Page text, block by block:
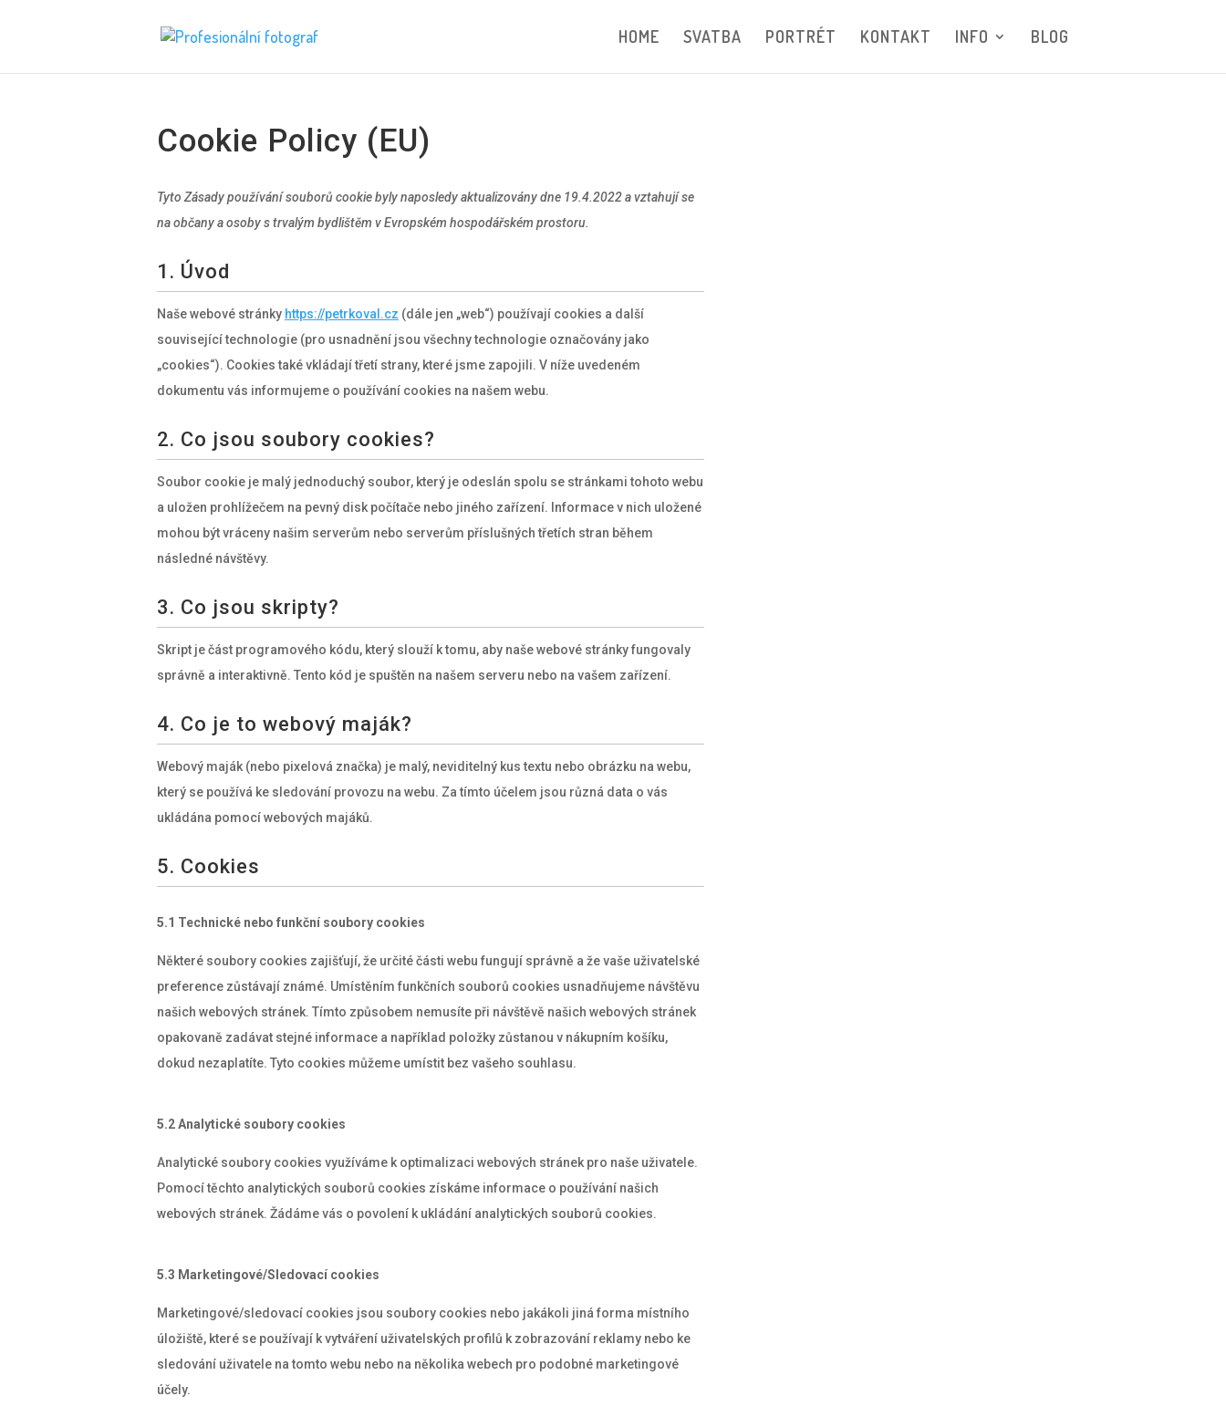
HOME SVATBA PORTRÉT KONTAKT INFO BLOG
Cookie Policy (EU)
Tyto Zásady používání souborů cookie byly naposledy aktualizovány dne 19.4.2022 a vztahují se
na občany a osoby s trvalým bydlištěm v Evropském hospodářském prostoru.
1. Úvod
Naše webové stránky https://petrkoval.cz (dále jen „web“) používají cookies a další
související technologie (pro usnadnění jsou všechny technologie označovány jako
„cookies“). Cookies také vkládají třetí strany, které jsme zapojili. V níže uvedeném
dokumentu vás informujeme o používání cookies na našem webu.
2. Co jsou soubory cookies?
Soubor cookie je malý jednoduchý soubor, který je odeslán spolu se stránkami tohoto webu
a uložen prohlížečem na pevný disk počítače nebo jiného zařízení. Informace v nich uložené
mohou být vráceny našim serverům nebo serverům příslušných třetích stran během
následné návštěvy.
3. Co jsou skripty?
Skript je část programového kódu, který slouží k tomu, aby naše webové stránky fungovaly
správně a interaktivně. Tento kód je spuštěn na našem serveru nebo na vašem zařízení.
4. Co je to webový maják?
Webový maják (nebo pixelová značka) je malý, neviditelný kus textu nebo obrázku na webu,
který se používá ke sledování provozu na webu. Za tímto účelem jsou různá data o vás
ukládána pomocí webových majáků.
5. Cookies
5.1 Technické nebo funkční soubory cookies
Některé soubory cookies zajišťují, že určité části webu fungují správně a že vaše uživatelské
preference zůstávají známé. Umístěním funkčních souborů cookies usnadňujeme návštěvu
našich webových stránek. Tímto způsobem nemusíte při návštěvě našich webových stránek
opakovaně zadávat stejné informace a například položky zůstanou v nákupním košíku,
dokud nezaplatíte. Tyto cookies můžeme umístit bez vašeho souhlasu.
5.2 Analytické soubory cookies
Analytické soubory cookies využíváme k optimalizaci webových stránek pro naše uživatele.
Pomocí těchto analytických souborů cookies získáme informace o používání našich
webových stránek. Žádáme vás o povolení k ukládání analytických souborů cookies.
5.3 Marketingové/Sledovací cookies
Marketingové/sledovací cookies jsou soubory cookies nebo jakákoli jiná forma místního
úložiště, které se používají k vytváření uživatelských profilů k zobrazování reklamy nebo ke
sledování uživatele na tomto webu nebo na několika webech pro podobné marketingové
účely.